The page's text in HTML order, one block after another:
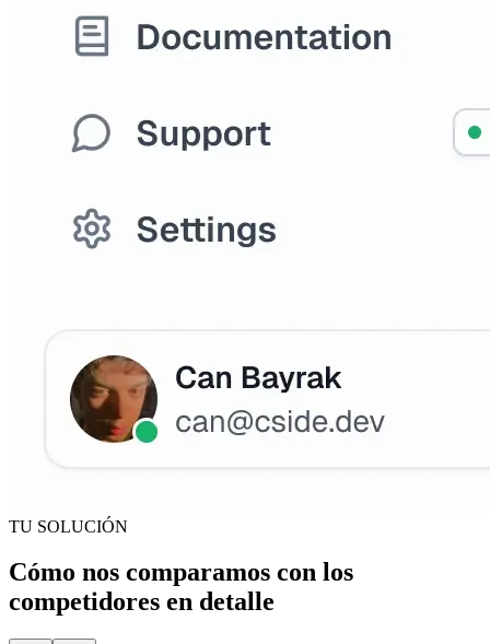
TU SOLUCIÓN
Cómo nos comparamos con los
competidores en detalle